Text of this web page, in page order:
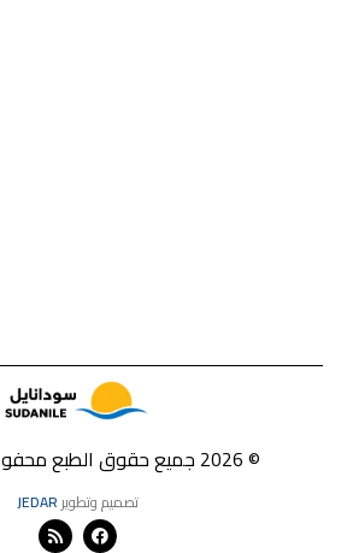
© 2026 جميع حقوق الطبع محفوظة، سودانايل
تصميم وتطويرJEDAR